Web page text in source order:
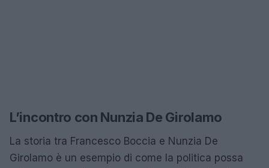
L’incontro con Nunzia De Girolamo
La storia tra Francesco Boccia e Nunzia De
Girolamo è un esempio di come la politica possa